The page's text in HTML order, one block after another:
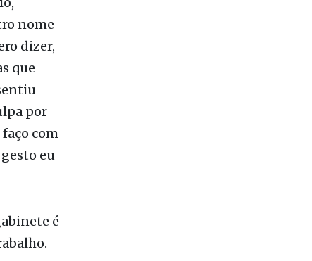
gostaria
não
nome
dizer,
que
por
com